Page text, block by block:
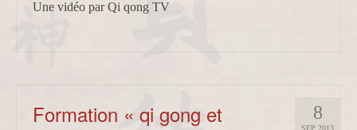
Une vidéo par Qi qong TV
8
SEP 2013
Formation « qi gong et